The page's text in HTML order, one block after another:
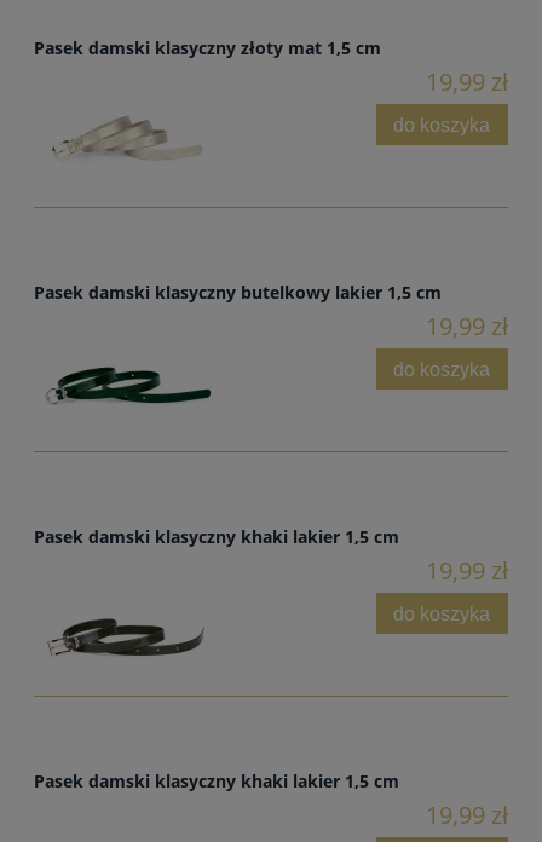
Pasek damski klasyczny złoty mat 1,5 cm
19,99 zł
do koszyka
Pasek damski klasyczny butelkowy lakier 1,5 cm
19,99 zł
do koszyka
Pasek damski klasyczny khaki lakier 1,5 cm
19,99 zł
do koszyka
Pasek damski klasyczny khaki lakier 1,5 cm
19,99 zł